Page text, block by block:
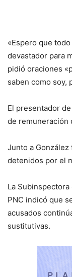
«Espero que
devastador para
pidió oraciones
saben como soy,
El presentador
de remuneración
Junto a
detenidos por el
La
PNC indicó que
acusados
sustitutivas.